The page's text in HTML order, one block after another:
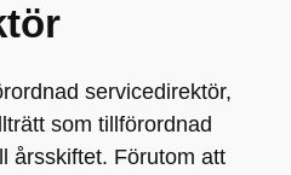
servicedirektör,
som tillförordnad
årsskiftet. Förutom att